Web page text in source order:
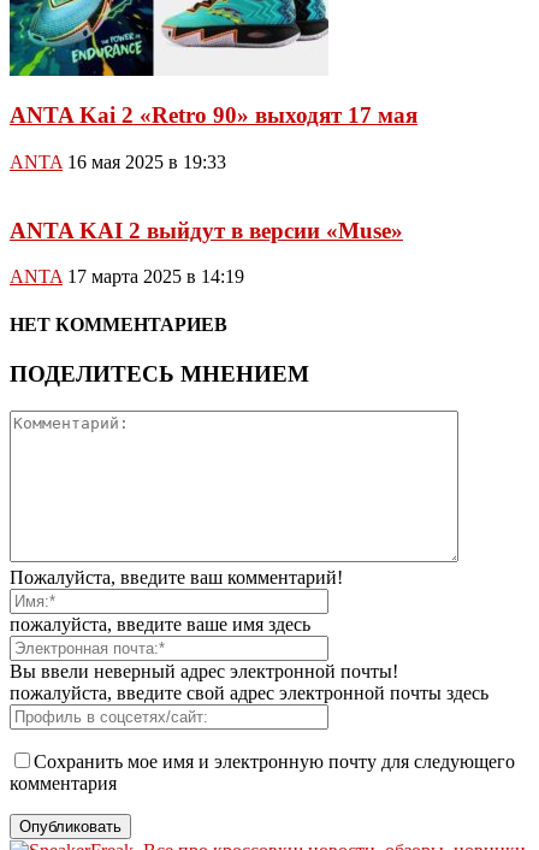
ANTA Kai 2 «Retro 90» выходят 17 мая
ANTA 16 мая 2025 в 19:33
ANTA KAI 2 выйдут в версии «Muse»
ANTA 17 марта 2025 в 14:19
НЕТ КОММЕНТАРИЕВ
ПОДЕЛИТЕСЬ МНЕНИЕМ
Пожалуйста, введите ваш комментарий!
пожалуйста, введите ваше имя здесь
Вы ввели неверный адрес электронной почты!
пожалуйста, введите свой адрес электронной почты здесь
Сохранить мое имя и электронную почту для следующего
комментария